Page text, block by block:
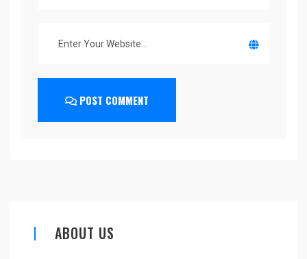
POST COMMENT
ABOUT US